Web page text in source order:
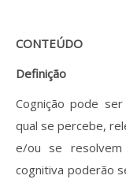
CONTEÚDO
Definição
Cognição pode
qual se percebe,
e/ou se resolvem
cognitiva poderão